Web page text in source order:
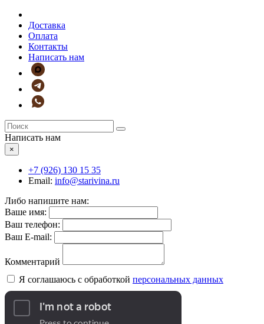
Доставка
Оплата
Контакты
Написать нам
Написать нам
×
+7 (926) 130 15 35
Email: info@starivina.ru
Либо напишите нам:
Ваше имя:
Ваш телефон:
Ваш E-mail:
Комментарий
Я соглашаюсь с обработкой персональных данных